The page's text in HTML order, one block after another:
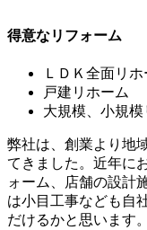
得意なリフォーム
ＬＤＫ全面リ
戸建リホーム
大規模、小規模
弊社は、創業より地
てきました。近年に
ォーム、店舗の設計
は小目工事なども自
だけるかと思います